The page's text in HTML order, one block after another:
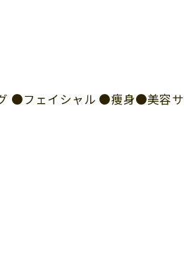
●フェイシャル ●痩身●美容